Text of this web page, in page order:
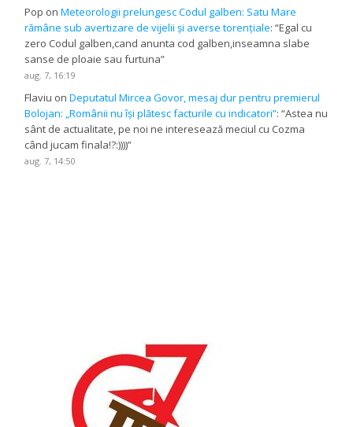
Pop onMeteorologii prelungesc Codul galben: Satu Mare
rămâne sub avertizare de vijelii și averse torențiale: “Egal cu
zero Codul galben,cand anunta cod galben,inseamna slabe
sanse de ploaie sau furtuna”
aug. 7, 16:19
Flaviu onDeputatul Mircea Govor, mesaj dur pentru premierul
Bolojan: „Românii nu își plătesc facturile cu indicatori”: “Astea nu
sânt de actualitate, pe noi ne interesează meciul cu Cozma
când jucam finala!?:))))”
aug. 7, 14:50